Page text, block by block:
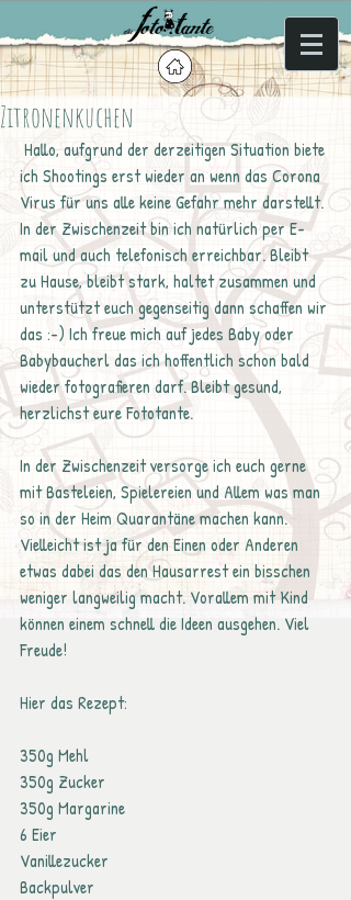
Zitronenkuchen
ich Shootings erst wieder an wenn das Corona
Virus für uns alle keine Gefahr mehr darstellt.
In der Zwischenzeit bin ich natürlich per E-
mail und auch telefonisch erreichbar. Bleibt
zu Hause, bleibt stark, haltet zusammen und
unterstützt euch gegenseitig dann schaffen wir
das :-) Ich freue mich auf jedes Baby oder
Babybaucherl das ich hoffentlich schon bald
wieder fotografieren darf. Bleibt gesund,
herzlichst eure Fototante.
In der Zwischenzeit versorge ich euch gerne
mit Basteleien, Spielereien und Allem was man
so in der Heim Quarantäne machen kann.
Vielleicht ist ja für den Einen oder Anderen
etwas dabei das den Hausarrest ein bisschen
weniger langweilig macht. Vorallem mit Kind
können einem schnell die Ideen ausgehen. Viel
Freude!
Hier das Rezept:
350g Mehl
350g Zucker
350g Margarine
6 Eier
Vanillezucker
Backpulver